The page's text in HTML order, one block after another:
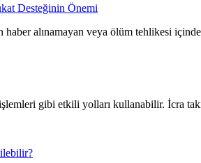
Desteğinin Önemi
alınamayan veya ölüm tehlikesi
gibi etkili yolları kullanabilir. İcra